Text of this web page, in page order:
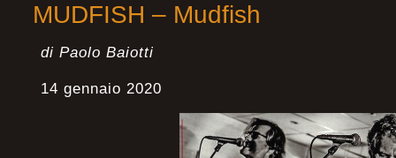
MUDFISH – Mudfish
di Paolo Baiotti
14 gennaio 2020